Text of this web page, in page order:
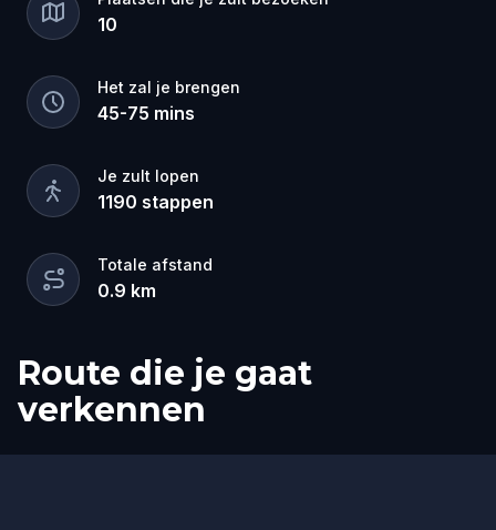
10
Het zal je brengen
45-75 mins
Je zult lopen
1190 stappen
Totale afstand
0.9 km
Route die je gaat
verkennen
Start
Finish